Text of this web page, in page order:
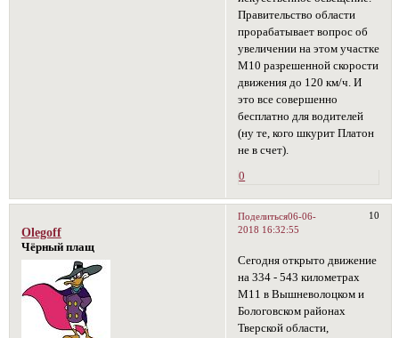
Правительство области
прорабатывает вопрос об
увеличении на этом участке
М10 разрешенной скорости
движения до 120 км/ч. И
это все совершенно
бесплатно для водителей
(ну те, кого шкурит Платон
не в счет).
0
Поделиться 10
06-06-
2018 16:32:55
Olegoff
Чёрный плащ
Сегодня открыто движение
на 334 - 543 километрах
М11 в Вышневолоцком и
Бологовском районах
Тверской области,